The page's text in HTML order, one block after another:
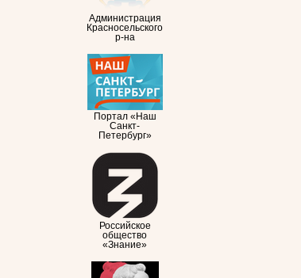
Администрация
Красносельского
р-на
Портал «Наш
Санкт-
Петербург»
Российское
общество
«Знание»